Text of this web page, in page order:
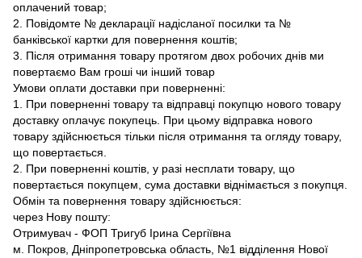
оплачений товар;
2. Повідомте № декларації надісланої посилки та №
банківської картки для повернення коштів;
3. Після отримання товару протягом двох робочих днів ми
повертаємо Вам гроші чи інший товар
Умови оплати доставки при поверненні:
1. При поверненні товару та відправці покупцю нового товару
доставку оплачує покупець. При цьому відправка нового
товару здійснюється тільки після отримання та огляду товару,
що повертається.
2. При поверненні коштів, у разі несплати товару, що
повертається покупцем, сума доставки віднімається з покупця.
Обмін та повернення товару здійснюється:
через Нову пошту:
Отримувач - ФОП Тригуб Ірина Сергіївна
м. Покров, Дніпропетровська область, №1 відділення Нової